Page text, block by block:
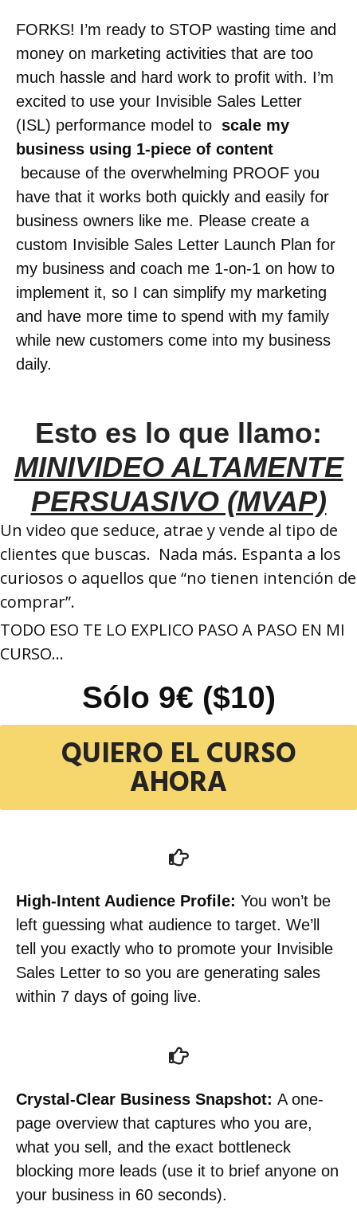
FORKS! I’m ready to STOP wasting time and
money on marketing activities that are too
much hassle and hard work to profit with. I’m
excited to use your Invisible Sales Letter
(ISL) performance model to scale my
business using 1-piece of content
because of the overwhelming PROOF you
have that it works both quickly and easily for
business owners like me. Please create a
custom Invisible Sales Letter Launch Plan for
my business and coach me 1-on-1 on how to
implement it, so I can simplify my marketing
and have more time to spend with my family
while new customers come into my business
daily.
Esto es lo que llamo:
MINIVIDEO ALTAMENTE
PERSUASIVO (MVAP)
Un video que seduce, atrae y vende al tipo de
clientes que buscas. Nada más. Espanta a los
curiosos o aquellos que “no tienen intención de
comprar”.
TODO ESO TE LO EXPLICO PASO A PASO EN MI
CURSO…
Sólo 9€ ($10)
QUIERO EL CURSO
AHORA
High-Intent Audience Profile: You won’t be
left guessing what audience to target. We’ll
tell you exactly who to promote your Invisible
Sales Letter to so you are generating sales
within 7 days of going live.
Crystal-Clear Business Snapshot: A one-
page overview that captures who you are,
what you sell, and the exact bottleneck
blocking more leads (use it to brief anyone on
your business in 60 seconds).